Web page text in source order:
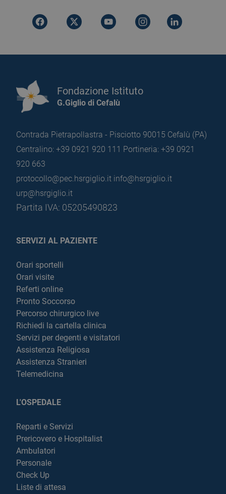
Fondazione Istituto
G.Giglio di Cefalù
Contrada Pietrapollastra - Pisciotto 90015 Cefalù (PA)
Centralino: +39 0921 920 111 Portineria: +39 0921
920 663
protocollo@pec.hsrgiglio.it info@hsrgiglio.it
urp@hsrgiglio.it
Partita IVA: 05205490823
SERVIZI AL PAZIENTE
Orari sportelli
Orari visite
Referti online
Pronto Soccorso
Percorso chirurgico live
Richiedi la cartella clinica
Servizi per degenti e visitatori
Assistenza Religiosa
Assistenza Stranieri
Telemedicina
L'OSPEDALE
Reparti e Servizi
Prericovero e Hospitalist
Ambulatori
Personale
Check Up
Liste di attesa